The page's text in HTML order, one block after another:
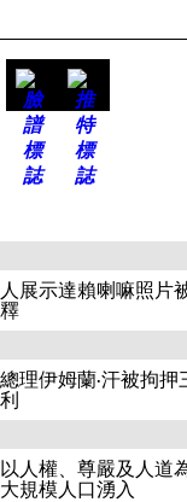
展示達賴喇嘛照片
理伊姆蘭·汗被拘押
人權、尊嚴及人道
規模人口湧入